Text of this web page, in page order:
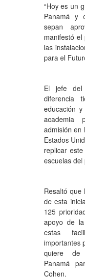
“Hoy es un
Panamá y
sepan
manifestó el
las
para el
El jefe del
diferencia
educación
academia
admisión en
Estados
replicar
escuelas del
Resaltó
de esta
125
apoyo de
estas
importantes
quiere de
Panamá
Cohen.